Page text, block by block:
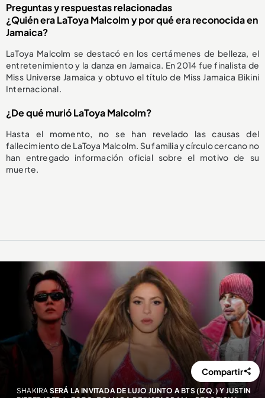
Preguntas y respuestas relacionadas
¿Quién era LaToya Malcolm y por qué era reconocida en
Jamaica?
LaToya Malcolm se destacó en los certámenes de belleza, el
entretenimiento y la danza en Jamaica. En 2014 fue finalista de
Miss Universe Jamaica y obtuvo el título de Miss Jamaica Bikini
Internacional.
¿De qué murió LaToya Malcolm?
Hasta el momento, no se han revelado las causas del
fallecimiento de LaToya Malcolm. Su familia y círculo cercano no
han entregado información oficial sobre el motivo de su
muerte.
SHAKIRA SERÁ LA INVITADA DE LUJO JUNTO A BTS (IZQ.) Y JUSTIN
Compartir